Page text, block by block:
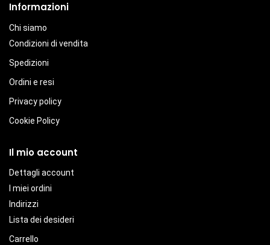
Informazioni
Chi siamo
Condizioni di vendita
Spedizioni
Ordini e resi
Privacy policy
Cookie Policy
Il mio account
Dettagli account
I miei ordini
Indirizzi
Lista dei desideri
Carrello